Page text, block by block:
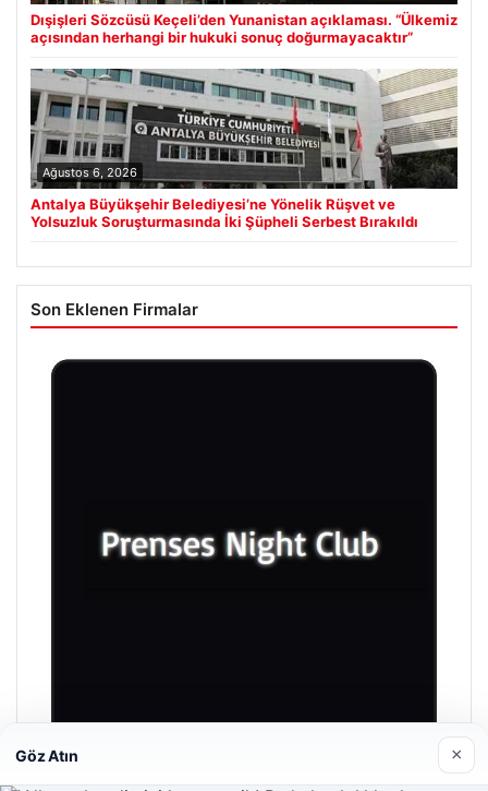
Dışişleri Sözcüsü Keçeli’den Yunanistan açıklaması. “Ülkemiz
açısından herhangi bir hukuki sonuç doğurmayacaktır”
Ağustos 6, 2026
Antalya Büyükşehir Belediyesi’ne Yönelik Rüşvet ve
Yolsuzluk Soruşturmasında İki Şüpheli Serbest Bırakıldı
Son Eklenen Firmalar
Göz Atın ×